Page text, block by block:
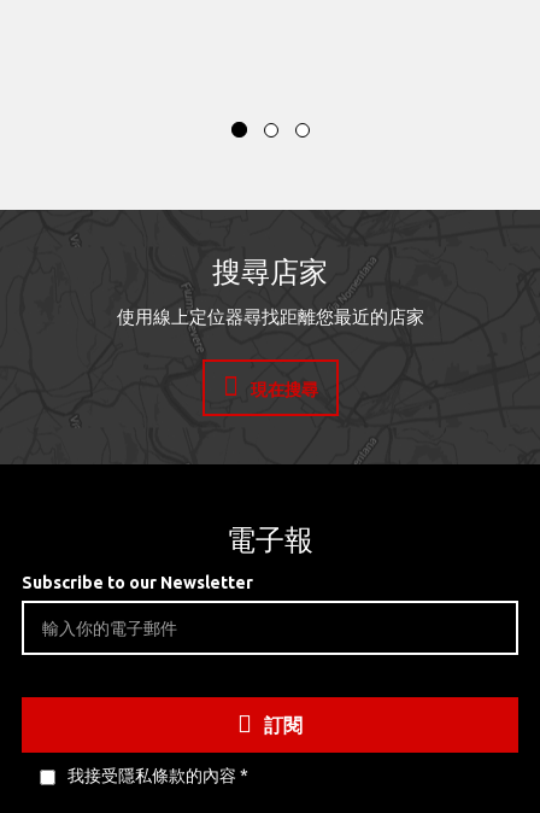
搜尋店家
使用線上定位器尋找距離您最近的店家
現在搜尋
電子報
Subscribe to our Newsletter
訂閱
我接受隱私條款的內容 *